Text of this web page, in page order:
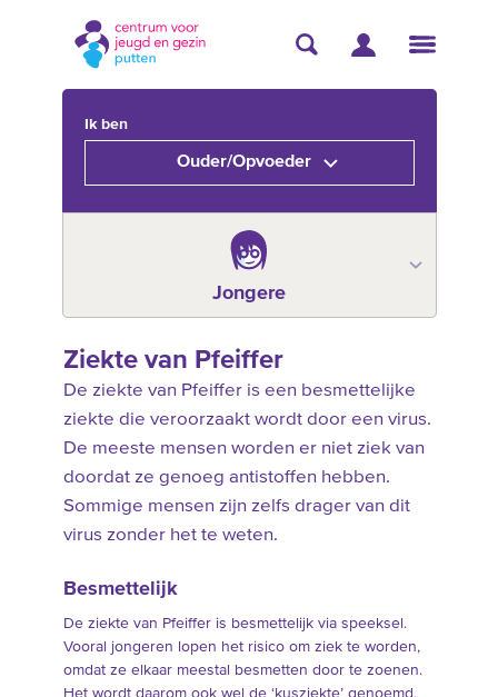
Ik ben
Ouder/Opvoeder
Jongere
Ziekte van Pfeiffer
De ziekte van Pfeiffer is een besmettelijke
ziekte die veroorzaakt wordt door een virus.
De meeste mensen worden er niet ziek van
doordat ze genoeg antistoffen hebben.
Sommige mensen zijn zelfs drager van dit
virus zonder het te weten.
Besmettelijk
De ziekte van Pfeiffer is besmettelijk via speeksel.
Vooral jongeren lopen het risico om ziek te worden,
omdat ze elkaar meestal besmetten door te zoenen.
Het wordt daarom ook wel de ‘kusziekte’ genoemd,